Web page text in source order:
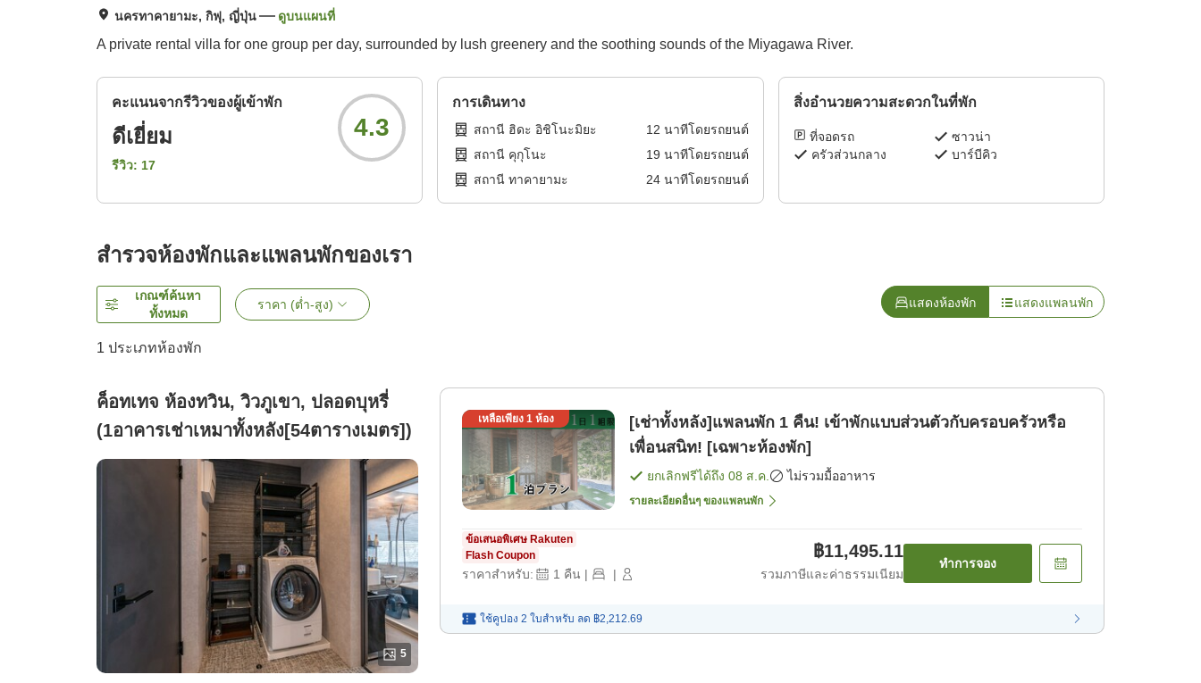
นครทาคายามะ, กิฟุ, ญี่ปุ่น ดูบนแผนที่
A private rental villa for one group per day, surrounded by lush greenery and the soothing sounds of the Miyagawa River.
คะแนนจากรีวิวของผู้เข้าพัก
ดีเยี่ยม
รีวิว: 17
4.3
การเดินทาง
สถานี ฮิดะ อิชิโนะมิยะ 12 นาทีโดยรถยนต์
สถานี คุกุโนะ
19 นาทีโดยรถยนต์
สถานี ทาคายามะ
24นาทีโดยรถยนต์
สิ่งอำนวยความสะดวกในที่พัก
ที่จอดรถ
ซาวน่า
ครัวส่วนกลาง
บาร์บีคิว
สำรวจห้องพักและแพลนพักของเรา
เกณฑ์ค้นหา
ทั้งหมด
ราคา (ต่ำ-สูง) แสดงห้องพัก แสดงแพลนพัก
1 ประเภทห้องพัก
ค็อทเทจ ห้องทวิน, วิวภูเขา, ปลอดบุหรี่
(1อาคารเช่าเหมาทั้งหลัง[54ตารางเมตร])
5
เหลือเพียง 1ห้อง
[เช่าทั้งหลัง]แพลนพัก 1 คืน! เข้าพักแบบส่วนตัวกับครอบครัวหรือ
เพื่อนสนิท! [เฉพาะห้องพัก]
ยกเลิกฟรีได้ถึง 08 ส.ค. ไม่รวมมื้ออาหาร
รายละเอียดอื่นๆ ของแพลนพัก
ข้อเสนอพิเศษ Rakuten
Flash Coupon
ราคาสำหรับ: 1 คืน | |
฿11,495.11
รวมภาษีและค่าธรรมเนียม
ทำการจอง
ใช้คูปอง 2 ใบสำหรับ ลด ฿2,212.69